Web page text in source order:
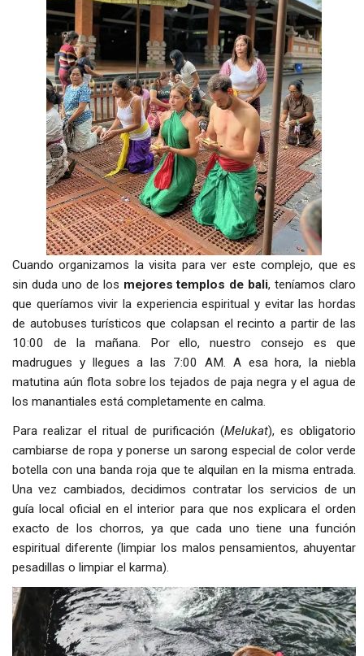
Cuando organizamos la visita para ver este complejo, que es
sin duda uno de los mejores templos de bali, teníamos claro
que queríamos vivir la experiencia espiritual y evitar las hordas
de autobuses turísticos que colapsan el recinto a partir de las
10:00 de la mañana. Por ello, nuestro consejo es que
madrugues y llegues a las 7:00 AM. A esa hora, la niebla
matutina aún flota sobre los tejados de paja negra y el agua de
los manantiales está completamente en calma.
Para realizar el ritual de purificación (Melukat), es obligatorio
cambiarse de ropa y ponerse un sarong especial de color verde
botella con una banda roja que te alquilan en la misma entrada.
Una vez cambiados, decidimos contratar los servicios de un
guía local oficial en el interior para que nos explicara el orden
exacto de los chorros, ya que cada uno tiene una función
espiritual diferente (limpiar los malos pensamientos, ahuyentar
pesadillas o limpiar el karma).